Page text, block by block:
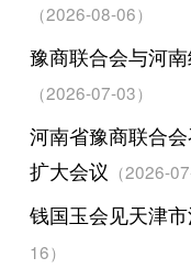
（2026-08-06）
豫商联合会与河
（2026-07-03）
河南省豫商联合
扩大会议 （2026-
钱国玉会见天津
16）